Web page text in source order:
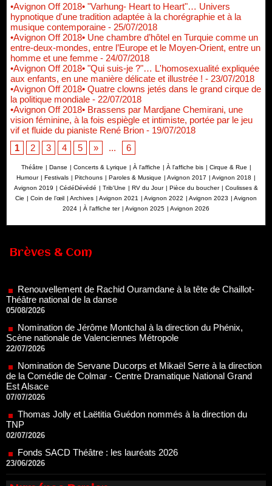
•Avignon Off 2018• "Varhung- Heart to Heart"… Univers
hypnotique d'une tradition adaptée à la chorégraphie et à la
musique contemporaine - 25/07/2018
•Avignon Off 2018• Une chambre d’hôtel en Turquie comme un
entre-deux-mondes, entre l’Europe et le Moyen-Orient, entre un
homme et une femme - 24/07/2018
•Avignon Off 2018• "Qui suis-je ?"… L'homosexualité expliquée
aux enfants, en une manière délicate et illustrée ! - 23/07/2018
•Avignon Off 2018• Quatre clowns jetés dans le grand cirque de
la politique mondiale - 22/07/2018
•Avignon Off 2018• Brassens par Mardjane Chemirani, une
vision féminine, à la fois espiègle et intimiste, portée par le jeu
vif et fluide du pianiste René Brion - 19/07/2018
1
2 3 4 5 » ... 6
Théâtre | Danse | Concerts & Lyrique | À l'affiche | À l'affiche bis | Cirque & Rue |
Humour | Festivals | Pitchouns | Paroles & Musique | Avignon 2017 | Avignon 2018 |
Avignon 2019 | CédéDévédé | Trib'Une | RV du Jour | Pièce du boucher | Coulisses &
Cie | Coin de l’œil | Archives | Avignon 2021 | Avignon 2022 | Avignon 2023 | Avignon
2024 | À l'affiche ter | Avignon 2025 | Avignon 2026
Brèves & Com
Renouvellement de Rachid Ouramdane à la tête de Chaillot-
Théâtre national de la danse
Nomination de Jérôme Montchal à la direction du Phénix,
Scène nationale de Valenciennes Métropole
22/07/2026
Nomination de Servane Ducorps et Mikaël Serre à la direction
de la Comédie de Colmar - Centre Dramatique National Grand
Est Alsace
Thomas Jolly et Laëtitia Guédon nommés à la direction du
TNP
02/07/2026
Fonds SACD Théâtre : les lauréats 2026
23/06/2026
Dispositif ARTCENA Écrire pour le cirque, les lauréats 2026 !
20/06/2026
Le palmarès des prix SACD 2026